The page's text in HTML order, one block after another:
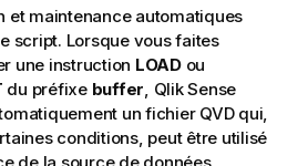
et maintenance automatiques
script. Lorsque vous faites
une instruction LOADou
du préfixe buffer, Qlik Sense
un fichier QVDqui,
conditions, peut être utilisé